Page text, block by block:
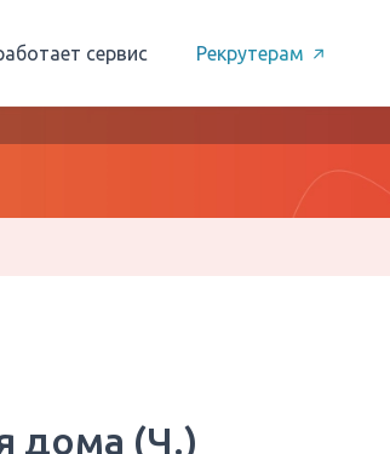
сервис Рекрутерам
дома (Ч.)